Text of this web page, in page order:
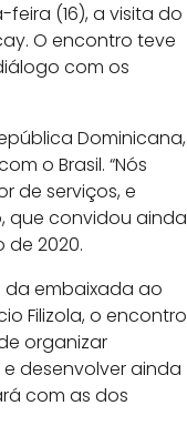
(16), a visita do
O encontro teve
com os
Dominicana,
o Brasil. “Nós
de serviços, e
que convidou ainda
2020.
da embaixada ao
Filizola, o encontro
organizar
desenvolver ainda
com as dos